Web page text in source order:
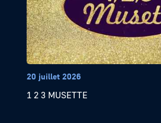
20 juillet 2026
1 2 3 MUSETTE